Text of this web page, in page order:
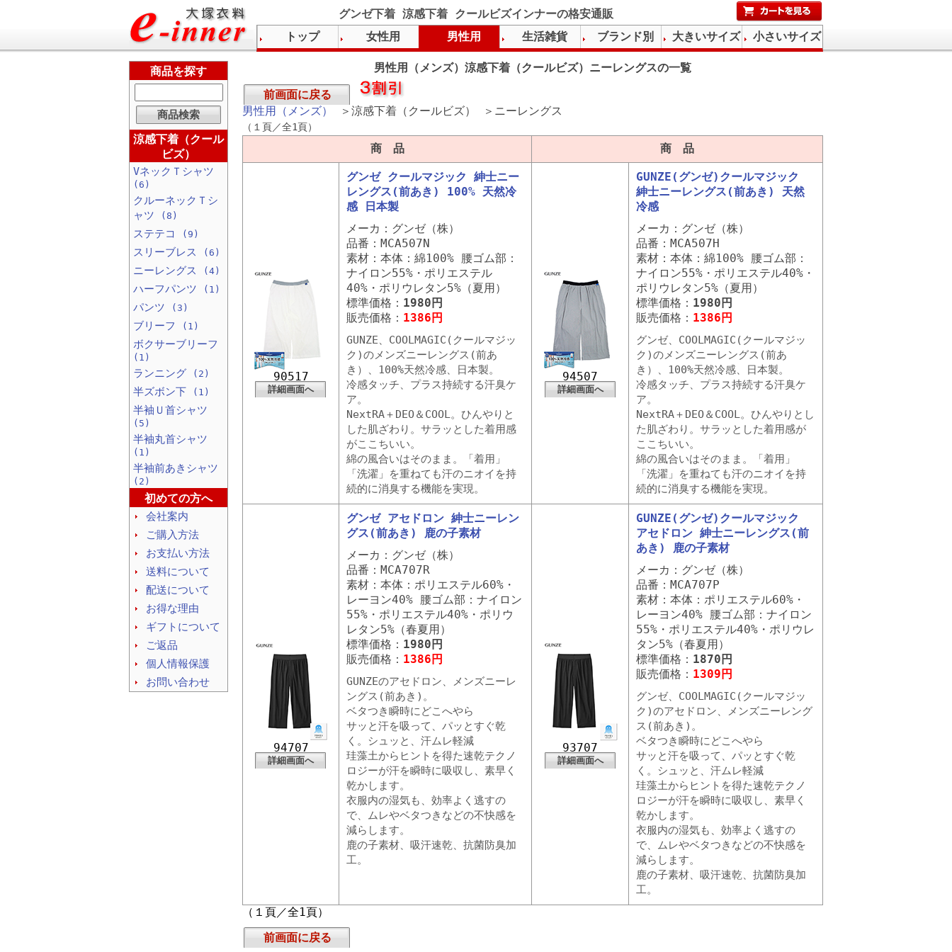
グンゼ下着 涼感下着 クールビズインナーの格安通販
男性用（メンズ）涼感下着（クールビズ）ニーレングスの一覧
前画面に戻る
男性用（メンズ）
＞涼感下着（クールビズ） ＞ニーレングス
（１頁／全1頁）
商 品 商 品
90517
詳細画面へ
グンゼ クールマジック 紳士ニー
レングス(前あき) 100% 天然冷
感 日本製
メーカ：グンゼ（株）
品番：MCA507N
素材：本体：綿100% 腰ゴム部：
ナイロン55%・ポリエステル
40%・ポリウレタン5%（夏用）
標準価格： 1980円
販売価格： 1386円
GUNZE、COOLMAGIC(クールマジッ
ク)のメンズニーレングス(前あ
き）、100%天然冷感、日本製。
冷感タッチ、プラス持続する汗臭ケ
ア。
NextRA＋DEO＆COOL。ひんやりと
した肌ざわり。サラッとした着用感
がここちいい。
綿の風合いはそのまま。「着用」
「洗濯」を重ねても汗のニオイを持
続的に消臭する機能を実現。
94507
詳細画面へ
GUNZE(グンゼ)クールマジック
紳士ニーレングス(前あき) 天然
冷感
メーカ：グンゼ（株）
品番：MCA507H
素材：本体：綿100% 腰ゴム部：
ナイロン55%・ポリエステル40%・
ポリウレタン5%（夏用）
標準価格： 1980円
販売価格： 1386円
グンゼ、COOLMAGIC(クールマジッ
ク)のメンズニーレングス(前あ
き）、100%天然冷感、日本製。
冷感タッチ、プラス持続する汗臭ケ
ア。
NextRA＋DEO＆COOL。ひんやりとし
た肌ざわり。サラッとした着用感が
ここちいい。
綿の風合いはそのまま。「着用」
「洗濯」を重ねても汗のニオイを持
続的に消臭する機能を実現。
94707
詳細画面へ
グンゼ アセドロン 紳士ニーレン
グス(前あき) 鹿の子素材
メーカ：グンゼ（株）
品番：MCA707R
素材：本体：ポリエステル60%・
レーヨン40% 腰ゴム部：ナイロン
55%・ポリエステル40%・ポリウ
レタン5%（春夏用）
標準価格： 1980円
販売価格： 1386円
GUNZEのアセドロン、メンズニーレ
ングス(前あき)。
ベタつき瞬時にどこへやら
サッと汗を吸って、パッとすぐ乾
く。シュッと、汗ムレ軽減
珪藻土からヒントを得た速乾テクノ
ロジーが汗を瞬時に吸収し、素早く
乾かします。
衣服内の湿気も、効率よく逃すの
で、ムレやベタつきなどの不快感を
減らします。
鹿の子素材、吸汗速乾、抗菌防臭加
工。
93707
詳細画面へ
GUNZE(グンゼ)クールマジック
アセドロン 紳士ニーレングス(前
あき) 鹿の子素材
メーカ：グンゼ（株）
品番：MCA707P
素材：本体：ポリエステル60%・
レーヨン40% 腰ゴム部：ナイロン
55%・ポリエステル40%・ポリウレ
タン5%（春夏用）
標準価格： 1870円
販売価格： 1309円
グンゼ、COOLMAGIC(クールマジッ
ク)のアセドロン、メンズニーレング
ス(前あき)。
ベタつき瞬時にどこへやら
サッと汗を吸って、パッとすぐ乾
く。シュッと、汗ムレ軽減
珪藻土からヒントを得た速乾テクノ
ロジーが汗を瞬時に吸収し、素早く
乾かします。
衣服内の湿気も、効率よく逃すの
で、ムレやベタつきなどの不快感を
減らします。
鹿の子素材、吸汗速乾、抗菌防臭加
工。
（１頁／全1頁）
前画面に戻る
商品を探す
涼感下着（クール
ビズ）
VネックＴシャツ
(6)
クルーネックＴシ
ャツ
(8)
ステテコ (9)
スリーブレス (6)
ニーレングス (4)
ハーフパンツ (1)
パンツ (3)
ブリーフ (1)
ボクサーブリーフ
(1)
ランニング (2)
半ズボン下 (1)
半袖Ｕ首シャツ
(5)
半袖丸首シャツ
(1)
半袖前あきシャツ
(2)
初めての方へ
会社案内
ご購入方法
お支払い方法
送料について
配送について
お得な理由
ギフトについて
ご返品
個人情報保護
お問い合わせ
トップ 女性用 男性用 生活雑貨 ブランド別 大きいサイズ 小さいサイズ